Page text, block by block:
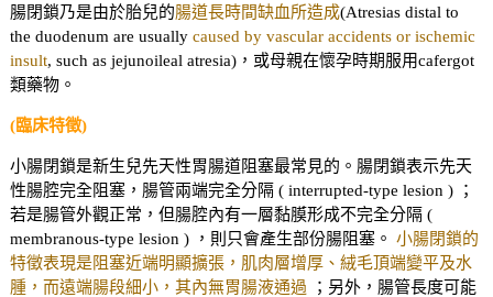
腸閉鎖乃是由於胎兒的腸道長時間缺血所造成(Atresias distal to
the duodenum are usually caused by vascular accidents or ischemic
insult, such as jejunoileal atresia)，或母親在懷孕時期服用cafergot
類藥物。
(臨床特徵)
小腸閉鎖是新生兒先天性胃腸道阻塞最常見的。腸閉鎖表示先天
性腸腔完全阻塞，腸管兩端完全分隔 ( interrupted-type lesion ) ；
若是腸管外觀正常，但腸腔內有一層黏膜形成不完全分隔 (
membranous-type lesion ) ，則只會產生部份腸阻塞。 小腸閉鎖的
特徵表現是阻塞近端明顯擴張，肌肉層增厚、絨毛頂端變平及水
腫，而遠端腸段細小，其內無胃腸液通過 ；另外，腸管長度可能